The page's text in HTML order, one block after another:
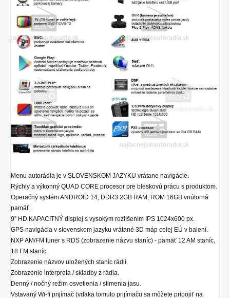
Menu autorádia je v SLOVENSKOM JAZYKU vrátane navigácie.
Rýchly a výkonný QUAD CORE procesor pre bleskovú prácu s produktom.
Operačný systém ANDROID 14, DDR3 2GB RAM, ROM 16GB vnútorná
pamäť.
9” HD KAPACITNÝ displej s vysokým rozlíšením IPS 1024x600 px.
GPS navigácia v slovenskom jazyku vrátané 3D máp celej EÚ v balení.
NXP AM/FM tuner s RDS (zobrazenie názvu staníc) - pamäť 12 AM staníc,
18 FM staníc.
Zobrazenie názvov uložených staníc rádií.
Zobrazenie interpreta / skladby z rádia.
Denný / nočný režim osvetlenia / stlmenia jasu.
Vstavaný Wi-fi prijímač (vďaka tomuto prijímaču sa môžete pripojiť na